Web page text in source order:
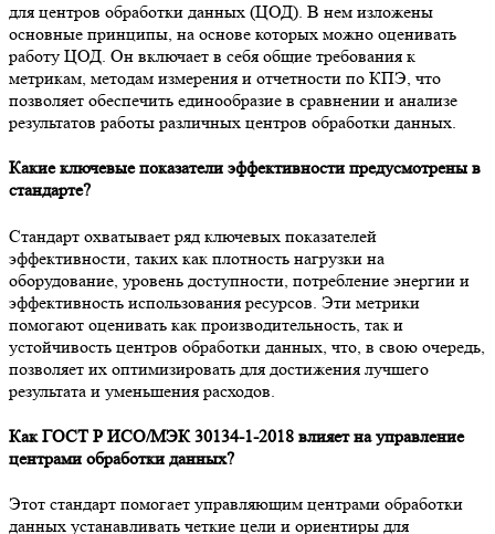
для центров обработки данных (ЦОД). В нем изложены
основные принципы, на основе которых можно оценивать
работу ЦОД. Он включает в себя общие требования к
метрикам, методам измерения и отчетности по КПЭ, что
позволяет обеспечить единообразие в сравнении и анализе
результатов работы различных центров обработки данных.
Какие ключевые показатели эффективности предусмотрены в
стандарте?
Стандарт охватывает ряд ключевых показателей
эффективности, таких как плотность нагрузки на
оборудование, уровень доступности, потребление энергии и
эффективность использования ресурсов. Эти метрики
помогают оценивать как производительность, так и
устойчивость центров обработки данных, что, в свою очередь,
позволяет их оптимизировать для достижения лучшего
результата и уменьшения расходов.
Как ГОСТ Р ИСО/МЭК 30134-1-2018 влияет на управление
центрами обработки данных?
Этот стандарт помогает управляющим центрами обработки
данных устанавливать четкие цели и ориентиры для